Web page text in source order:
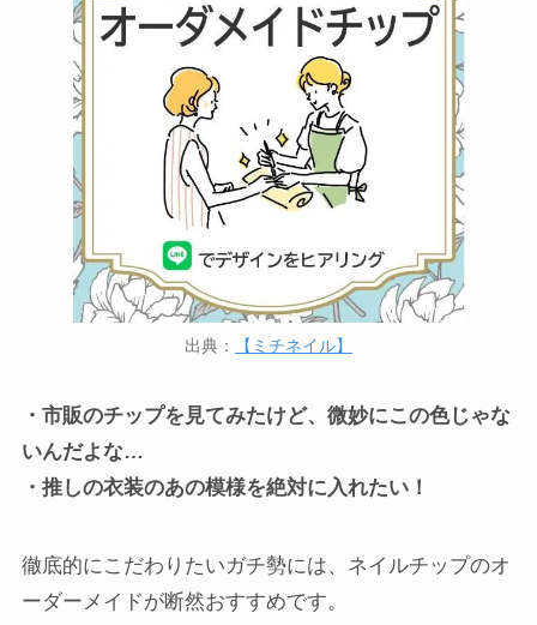
出典： 【ミチネイル】
・市販のチップを見てみたけど、微妙にこの色じゃな
いんだよな…
・推しの衣装のあの模様を絶対に入れたい！
徹底的にこだわりたいガチ勢には、ネイルチップのオ
ーダーメイドが断然おすすめです。